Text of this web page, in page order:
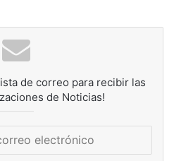
de correo para recibir las
de Noticias!